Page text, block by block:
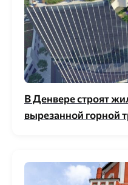
В Денвере строят
вырезанной горной